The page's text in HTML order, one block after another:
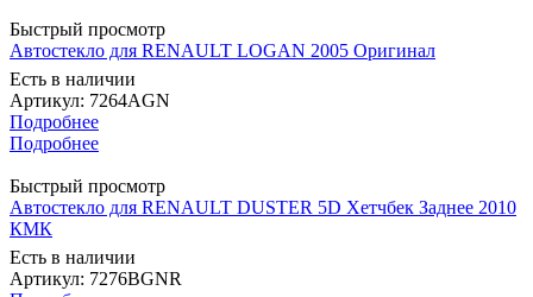
Быстрый просмотр
Автостекло для RENAULT LOGAN 2005 Оригинал
Есть в наличии
Артикул: 7264AGN
Подробнее
Подробнее
Быстрый просмотр
Автостекло для RENAULT DUSTER 5D Хетчбек Заднее 2010
КМК
Есть в наличии
Артикул: 7276BGNR